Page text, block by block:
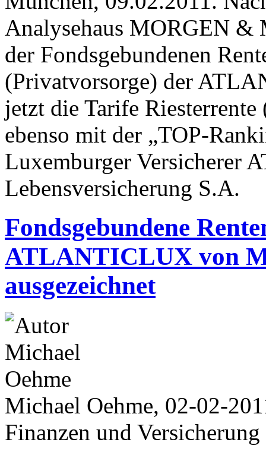
Analysehaus MORGEN &
der Fondsgebundenen
(Privatvorsorge) der
jetzt die Tarife
ebenso mit der „TOP-
Luxemburger Versicherer
Lebensversicherung S.A.
Fondsgebundene
ATLANTICLUX von
ausgezeichnet
Michael Oehme, 02-02-
Finanzen und Versicherung